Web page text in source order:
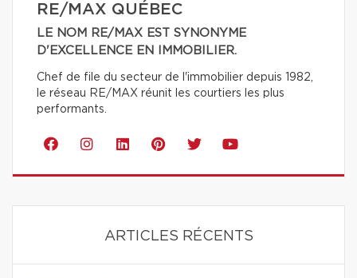
RE/MAX QUÉBEC
LE NOM RE/MAX EST SYNONYME
D'EXCELLENCE EN IMMOBILIER.
Chef de file du secteur de l'immobilier depuis 1982,
le réseau RE/MAX réunit les courtiers les plus
performants.
ARTICLES RÉCENTS